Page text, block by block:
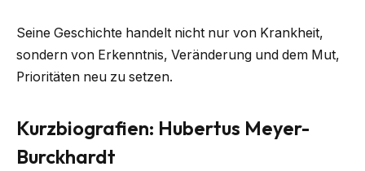
Seine Geschichte handelt nicht nur von Krankheit,
sondern von Erkenntnis, Veränderung und dem Mut,
Prioritäten neu zu setzen.
Kurzbiografien: Hubertus Meyer-
Burckhardt